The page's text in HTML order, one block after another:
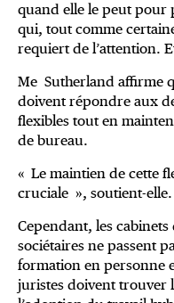
quand elle le peut pour
qui, tout comme
requiert de l’attention.
Me Sutherland affirme
doivent répondre aux
flexibles tout en
de bureau.
« Le maintien de cette
cruciale », soutient-elle.
Cependant, les
sociétaires ne passent
formation en personne
juristes doivent trouver